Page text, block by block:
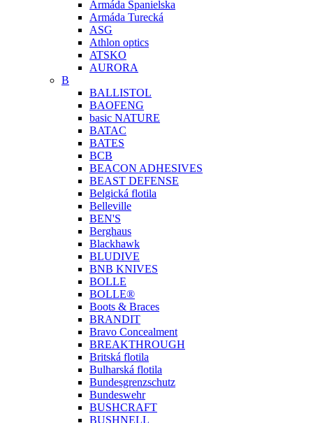
Armáda Španielska
Armáda Turecká
ASG
Athlon optics
ATSKO
AURORA
B
BALLISTOL
BAOFENG
basic NATURE
BATAC
BATES
BCB
BEACON ADHESIVES
BEAST DEFENSE
Belgická flotila
Belleville
BEN'S
Berghaus
Blackhawk
BLUDIVE
BNB KNIVES
BOLLE
BOLLE®
Boots & Braces
BRANDIT
Bravo Concealment
BREAKTHROUGH
Britská flotila
Bulharská flotila
Bundesgrenzschutz
Bundeswehr
BUSHCRAFT
BUSHNELL